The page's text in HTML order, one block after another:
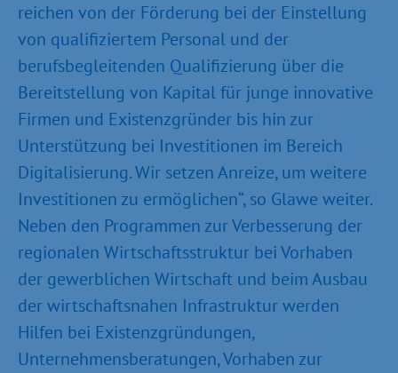
reichen von der Förderung bei der Einstellung
von qualifiziertem Personal und der
berufsbegleitenden Qualifizierung über die
Bereitstellung von Kapital für junge innovative
Firmen und Existenzgründer bis hin zur
Unterstützung bei Investitionen im Bereich
Digitalisierung. Wir setzen Anreize, um weitere
Investitionen zu ermöglichen“, so Glawe weiter.
Neben den Programmen zur Verbesserung der
regionalen Wirtschaftsstruktur bei Vorhaben
der gewerblichen Wirtschaft und beim Ausbau
der wirtschaftsnahen Infrastruktur werden
Hilfen bei Existenzgründungen,
Unternehmensberatungen, Vorhaben zur